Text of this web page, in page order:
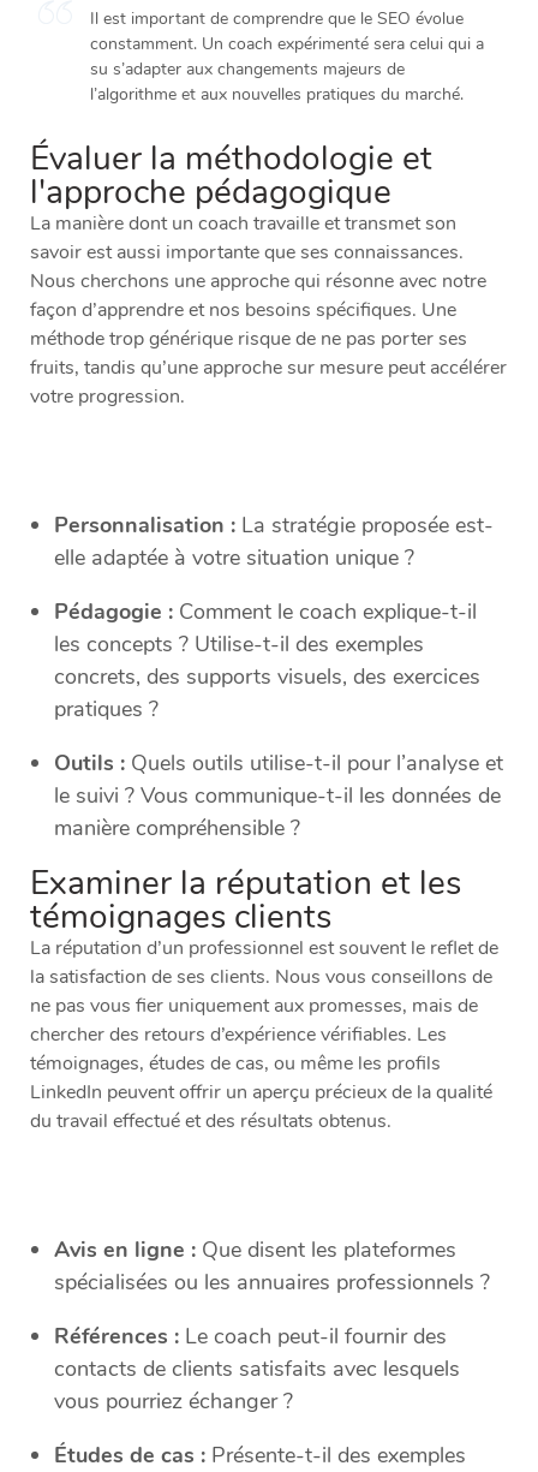
Il est important de comprendre que le SEO évolue
constamment. Un coach expérimenté sera celui qui a
su s’adapter aux changements majeurs de
l’algorithme et aux nouvelles pratiques du marché.
Évaluer la méthodologie et
l'approche pédagogique
La manière dont un coach travaille et transmet son
savoir est aussi importante que ses connaissances.
Nous cherchons une approche qui résonne avec notre
façon d’apprendre et nos besoins spécifiques. Une
méthode trop générique risque de ne pas porter ses
fruits, tandis qu’une approche sur mesure peut accélérer
votre progression.
Personnalisation : La stratégie proposée est-
elle adaptée à votre situation unique ?
Pédagogie : Comment le coach explique-t-il
les concepts ? Utilise-t-il des exemples
concrets, des supports visuels, des exercices
pratiques ?
Outils : Quels outils utilise-t-il pour l’analyse et
le suivi ? Vous communique-t-il les données de
manière compréhensible ?
Examiner la réputation et les
témoignages clients
La réputation d’un professionnel est souvent le reflet de
la satisfaction de ses clients. Nous vous conseillons de
ne pas vous fier uniquement aux promesses, mais de
chercher des retours d’expérience vérifiables. Les
témoignages, études de cas, ou même les profils
LinkedIn peuvent offrir un aperçu précieux de la qualité
du travail effectué et des résultats obtenus.
Avis en ligne : Que disent les plateformes
spécialisées ou les annuaires professionnels ?
Références : Le coach peut-il fournir des
contacts de clients satisfaits avec lesquels
vous pourriez échanger ?
Études de cas : Présente-t-il des exemples